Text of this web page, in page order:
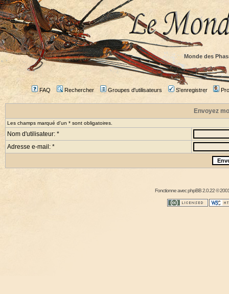
Monde des
FAQ Rechercher Groupes d'utilisateurs S'enregistrer
Envoyez
Les champs marqué d'un * sont obligatoires.
Nom d'utilisateur: *
Adresse e-mail: *
Fonctionne avecphpBB2.0.22 ©